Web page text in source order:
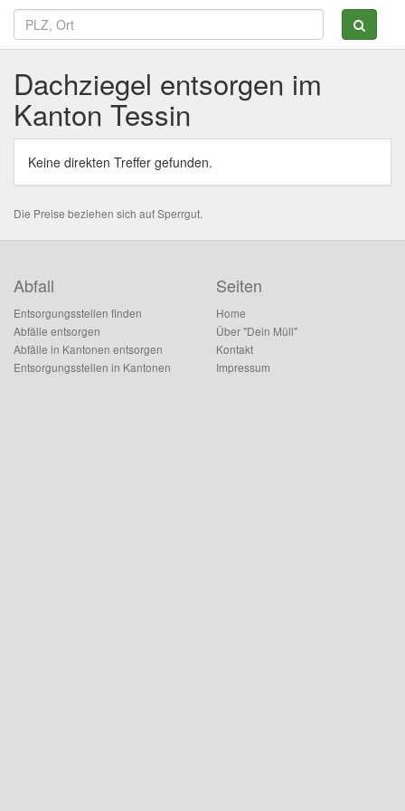
Dachziegel entsorgen im
Kanton Tessin
Keine direkten Treffer gefunden.
Die Preise beziehen sich auf Sperrgut.
Abfall
Entsorgungsstellen finden
Abfälle entsorgen
Abfälle in Kantonen entsorgen
Entsorgungsstellen in Kantonen
Seiten
Home
Über "Dein Müll"
Kontakt
Impressum